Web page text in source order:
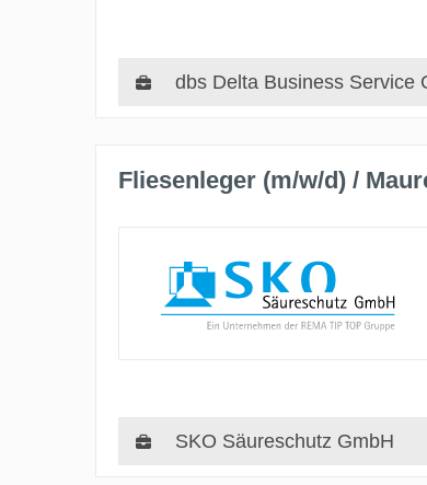
dbs Delta Business Service
Fliesenleger (m/w/d) /
SKO Säureschutz GmbH